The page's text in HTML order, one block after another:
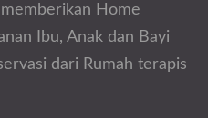
Home
Ibu, Anak dan Bayi
dari Rumah terapis